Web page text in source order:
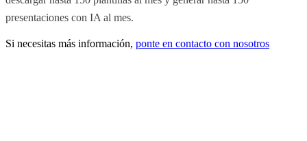
presentaciones con IA al mes.
Si necesitas más información, ponte en contacto con nosotros